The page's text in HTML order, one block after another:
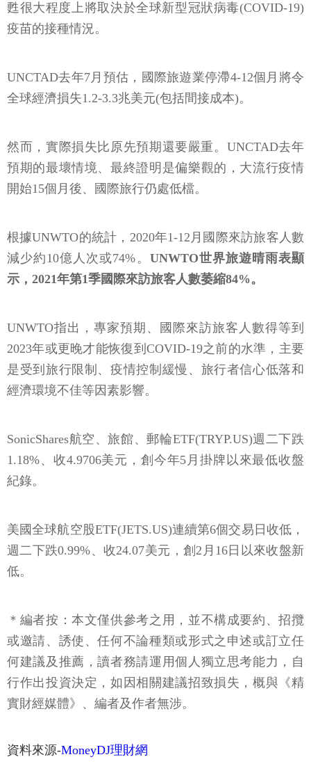
甦很大程度上將取決於全球新型冠狀病毒(COVID-19)
疫苗的接種情況。
UNCTAD去年7月預估，國際旅遊業停滯4-12個月將令
全球經濟損失1.2-3.3兆美元(包括間接成本)。
然而，實際損失比原先預期還要嚴重。UNCTAD去年
預期的最壞情境、最終證明是偏樂觀的，大流行疫情
開始15個月後、國際旅行仍處低檔。
根據UNWTO的統計，2020年1-12月國際來訪旅客人數
減少約10億人次或74%。 UNWTO世界旅遊晴雨表顯
示，2021年第1季國際來訪旅客人數萎縮84%。
UNWTO指出，專家預期、國際來訪旅客人數得等到
2023年或更晚才能恢復到COVID-19之前的水準，主要
是受到旅行限制、疫情控制緩慢、旅行者信心低落和
經濟環境不佳等因素影響。
SonicShares航空、旅館、郵輪ETF(TRYP.US)週二下跌
1.18%、收4.9706美元，創今年5月掛牌以來最低收盤
紀錄。
美國全球航空股ETF(JETS.US)連續第6個交易日收低，
週二下跌0.99%、收24.07美元，創2月16日以來收盤新
低。
＊編者按：本文僅供參考之用，並不構成要約、招攬
或邀請、誘使、任何不論種類或形式之申述或訂立任
何建議及推薦，讀者務請運用個人獨立思考能力，自
行作出投資決定，如因相關建議招致損失，概與《精
實財經媒體》、編者及作者無涉。
資料來源-MoneyDJ理財網